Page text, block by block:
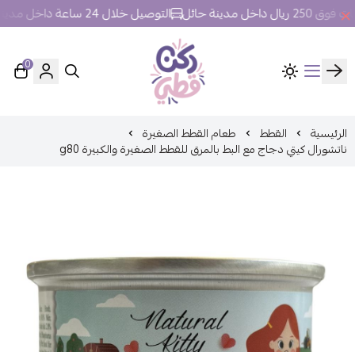
مدينة حائل التوصيل خلال 24 ساعة داخل مدينة حائل.
ركن قطي
0
الرئيسية القطط طعام القطط الصغيرة
ناتشورال كيتي دجاج مع البط بالمرق للقطط الصغيرة والكبيرة g80